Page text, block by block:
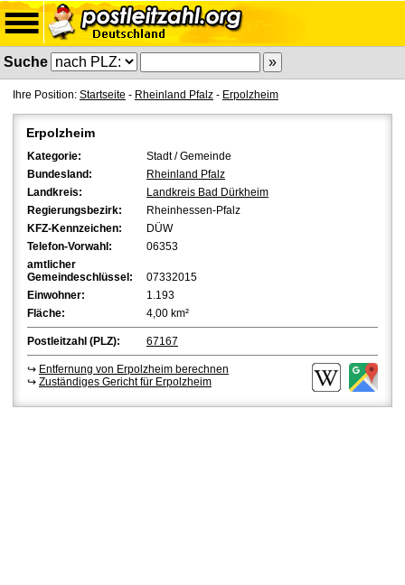
Suche
Ihre Position: Startseite - Rheinland Pfalz - Erpolzheim
Erpolzheim
Kategorie:
Stadt / Gemeinde
Bundesland:
Rheinland Pfalz
Landkreis:
Landkreis Bad Dürkheim
Regierungsbezirk:
Rheinhessen-Pfalz
KFZ-Kennzeichen:
DÜW
Telefon-Vorwahl:
06353
amtlicher
Gemeindeschlüssel:
07332015
Einwohner:
1.193
Fläche:
4,00 km²
Postleitzahl (PLZ): 67167
↪ Entfernung von Erpolzheim berechnen
↪ Zuständiges Gericht für Erpolzheim